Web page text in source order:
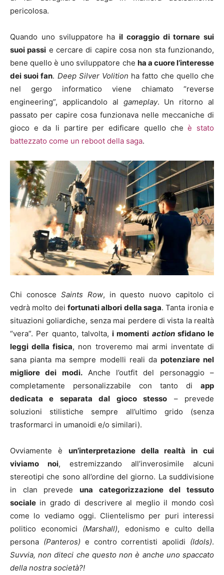
pericolosa.
Quando uno sviluppatore ha il coraggio di tornare sui
suoi passi e cercare di capire cosa non sta funzionando,
bene quello è uno sviluppatore che ha a cuore l’interesse
dei suoi fan. Deep Silver Volition ha fatto che quello che
nel gergo informatico viene chiamato “reverse
engineering”, applicandolo al gameplay. Un ritorno al
passato per capire cosa funzionava nelle meccaniche di
gioco e da li partire per edificare quello cheè stato
battezzato come un reboot della saga.
Chi conosce Saints Row, in questo nuovo capitolo ci
vedrà molto dei fortunati albori della saga. Tanta ironia e
situazioni goliardiche, senza mai perdere di vista la realtà
“vera”. Per quanto, talvolta, i momenti actionsfidano le
leggi della fisica, non troveremo mai armi inventate di
sana pianta ma sempre modelli reali da potenziare nel
migliore dei modi.Anche l’outfit del personaggio –
completamente personalizzabile con tanto di app
dedicata e separata dal gioco stesso – prevede
soluzioni stilistiche sempre all’ultimo grido (senza
trasformarci in umanoidi e/o similari).
Ovviamente è un’interpretazione della realtà in cui
viviamo noi, estremizzando all’inverosimile alcuni
stereotipi che sono all’ordine del giorno. La suddivisione
in clan prevede una categorizzazione del tessuto
sociale in grado di descrivere al meglio il mondo così
come lo vediamo oggi. Clientelismo per puri interessi
politico economici (Marshall), edonismo e culto della
persona (Panteros) e contro correntisti apolidi (Idols).
Suvvia, non diteci che questo non è anche uno spaccato
della nostra società?!